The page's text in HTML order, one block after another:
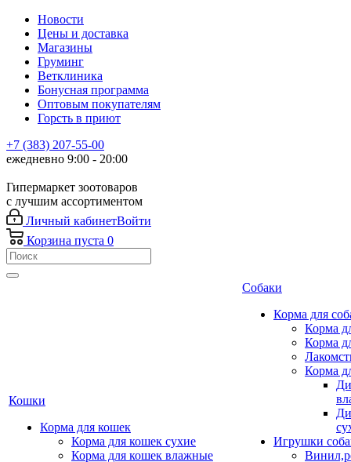
Новости
Цены и доставка
Магазины
Груминг
Ветклиника
Бонусная программа
Оптовым покупателям
Горсть в приют
+7 (383) 207-55-00
ежедневно 9:00 - 20:00
Гипермаркет зоотоваров
с лучшим ассортиментом
Личный кабинетВойти
Корзина пуста 0
Кошки
Корма для кошек
Корма для кошек сухие
Корма для кошек влажные
Собаки
Корма для
Корма
Корма
Корма
Игрушки